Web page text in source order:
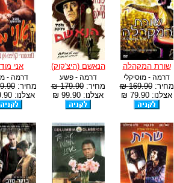
שורת המקהלה
דרמה - מוסיקלי
מחיר:169.90 ₪
אצלנו: 79.90 ₪
הנאשם (היצ'קוק)
דרמה - פשע
מחיר:179.90 ₪
אצלנו: 99.90 ₪
אני
דרמה -
מחיר:₪
אצלנו: 99.90 ₪